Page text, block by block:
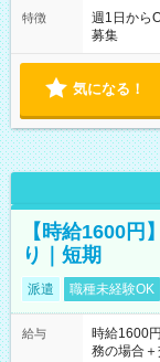
特徴
週1日から
募集
気になる！
【時給1600円
り｜短期
派遣 職種未経験OK
給与
時給1600
務の場合